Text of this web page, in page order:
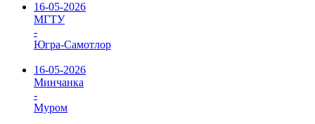
16-05-2026
МГТУ
-
Югра-Самотлор
16-05-2026
Минчанка
-
Муром